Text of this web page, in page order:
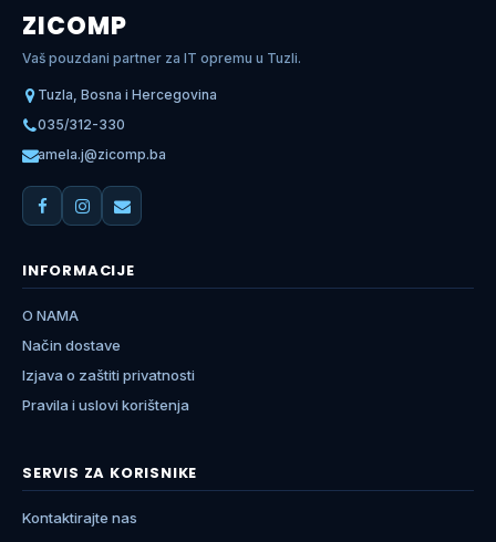
ZICOMP
Vaš pouzdani partner za IT opremu u Tuzli.
Tuzla, Bosna i Hercegovina
035/312-330
amela.j@zicomp.ba
INFORMACIJE
O NAMA
Način dostave
Izjava o zaštiti privatnosti
Pravila i uslovi korištenja
SERVIS ZA KORISNIKE
Kontaktirajte nas